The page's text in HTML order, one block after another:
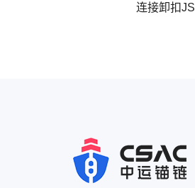
连接卸扣JS